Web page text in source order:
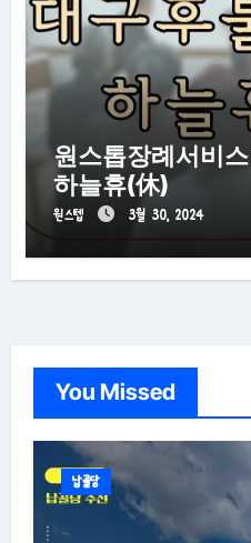
원스톱장례서비
하늘휴(休)
원스텝 3월 30, 2024
You Missed
납골당